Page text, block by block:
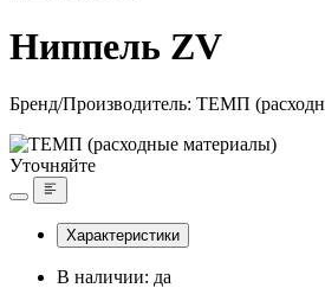
Ниппель ZV
Бренд/Производитель: ТЕМП
Уточняйте
Характеристики
В наличии: да